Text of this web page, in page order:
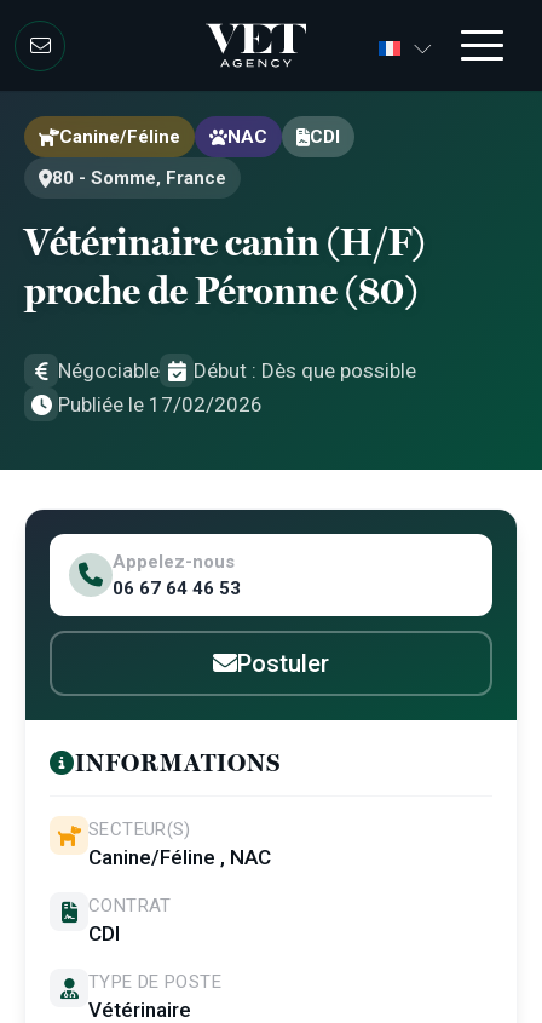
Canine/Féline NAC
CDI
80 - Somme, France
Vétérinaire canin (H/F)
proche de Péronne (80)
Négociable
Début : Dès que possible
Publiée le 17/02/2026
Appelez-nous
06 67 64 46 53
Postuler
INFORMATIONS
SECTEUR(S)
Canine/Féline , NAC
CONTRAT
CDI
TYPE DE POSTE
Vétérinaire